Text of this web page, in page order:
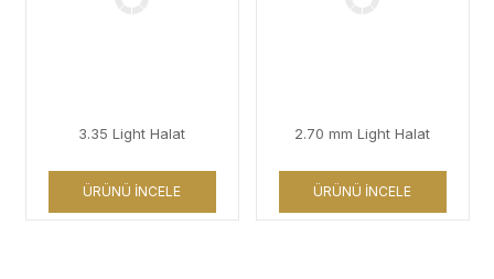
3.35 Light Halat
ÜRÜNÜ İNCELE
2.70 mm Light Halat
ÜRÜNÜ İNCELE